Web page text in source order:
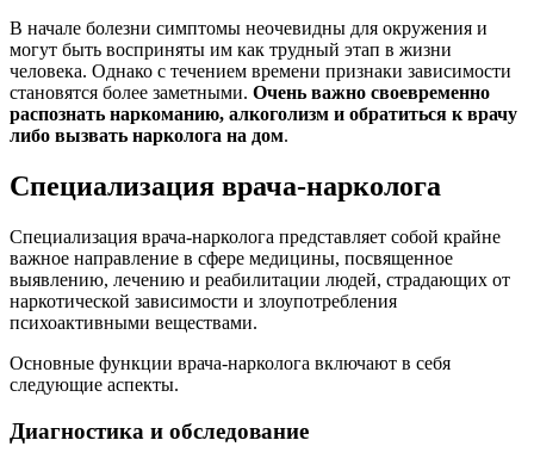
В начале болезни симптомы неочевидны для окружения и
могут быть восприняты им как трудный этап в жизни
человека. Однако с течением времени признаки зависимости
становятся более заметными. Очень важно своевременно
распознать наркоманию, алкоголизм и обратиться к врачу
либо вызвать нарколога на дом.
Специализация врача-нарколога
Специализация врача-нарколога представляет собой крайне
важное направление в сфере медицины, посвященное
выявлению, лечению и реабилитации людей, страдающих от
наркотической зависимости и злоупотребления
психоактивными веществами.
Основные функции врача-нарколога включают в себя
следующие аспекты.
Диагностика и обследование